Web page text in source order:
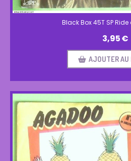
Black Box 45T SP
3,95€
AJOUTER AU